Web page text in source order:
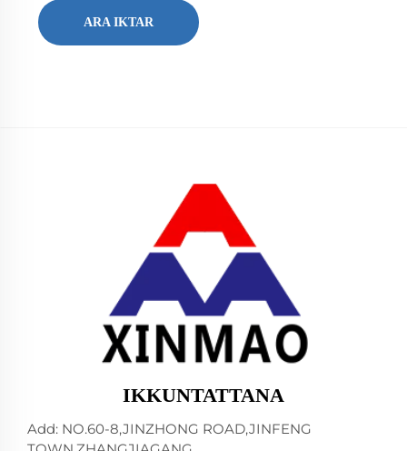
ARA IKTAR
IKKUNTATTANA
Add: NO.60-8,JINZHONG ROAD,JINFENG